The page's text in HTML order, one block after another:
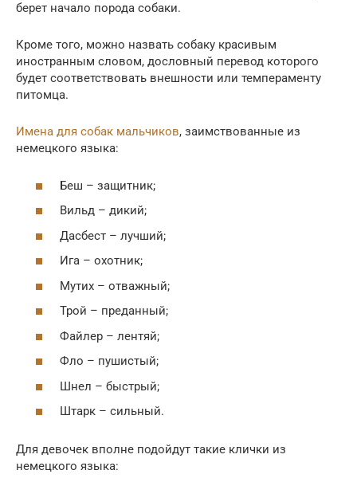
берет начало порода собаки.
Кроме того, можно назвать собаку красивым
иностранным словом, дословный перевод которого
будет соответствовать внешности или темпераменту
питомца.
Имена для собак мальчиков, заимствованные из
немецкого языка:
Беш – защитник;
Вильд – дикий;
Дасбест – лучший;
Ига – охотник;
Мутих – отважный;
Трой – преданный;
Файлер – лентяй;
Фло – пушистый;
Шнел – быстрый;
Штарк – сильный.
Для девочек вполне подойдут такие клички из
немецкого языка: